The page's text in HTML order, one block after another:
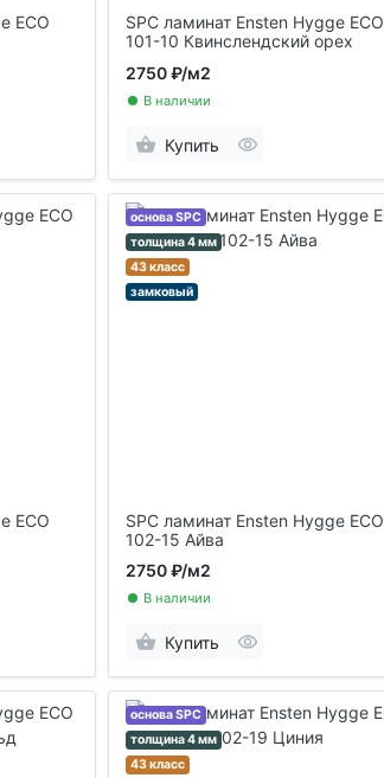
ECO
SPC ламинат Ensten Hygge ECO
101-10 Квинслендский орех
2750 ₽/м2
В наличии
Купить
ECO
основа SPC
толщина 4 мм
43 класс
замковый
SPC ламинат Ensten Hygge ECO
102-15 Айва
2750 ₽/м2
В наличии
Купить
основа SPC
толщина 4 мм
43 класс